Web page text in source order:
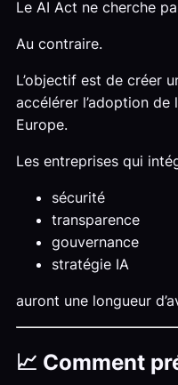
Le AI Act ne cherche
Au contraire.
L’objectif est de créer
accélérer l’adoption de
Europe.
Les entreprises qui
sécurité
transparence
gouvernance
stratégie IA
auront une longueur
📈 Comment